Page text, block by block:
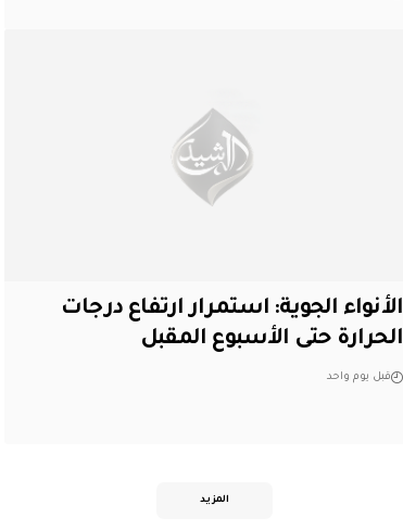
الأنواء الجوية: استمرار ارتفاع درجات
الحرارة حتى الأسبوع المقبل
قبل يوم واحد
المزيد